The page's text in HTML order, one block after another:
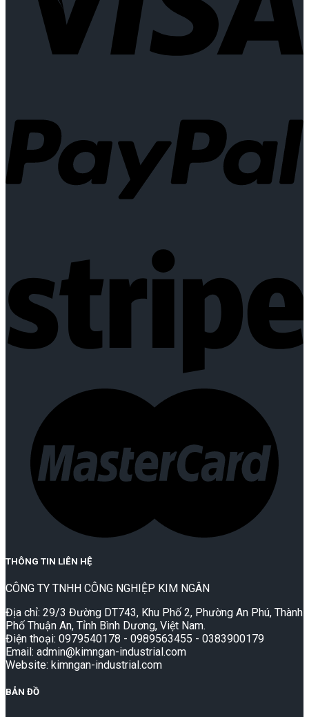
THÔNG TIN LIÊN HỆ
CÔNG TY TNHH CÔNG NGHIỆP KIM NGÂN
Địa chỉ: 29/3 Đường DT743, Khu Phố 2, Phường An Phú, Thành
Phố Thuận An, Tỉnh Bình Dương, Việt Nam.
Điện thoại: 0979540178 - 0989563455 - 0383900179
Email: admin@kimngan-industrial.com
Website: kimngan-industrial.com
BẢN ĐỒ